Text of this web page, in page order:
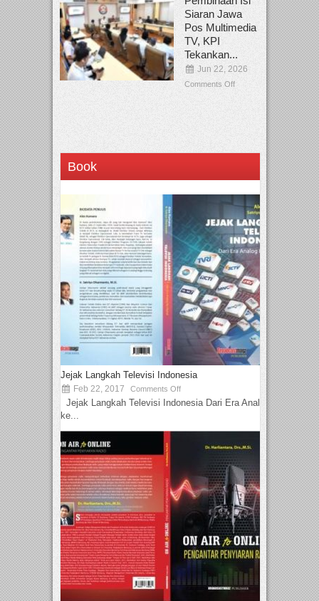
Siaran Jawa
Pos Multimedia
TV, KPI
Tekankan...
Jun 22, 2026
Comments Off
Book
Jejak Langkah Televisi Indonesia
Feb 22, 2017 Comments Off
Jejak Langkah Televisi Indonesia Dari Era Analog
ke...